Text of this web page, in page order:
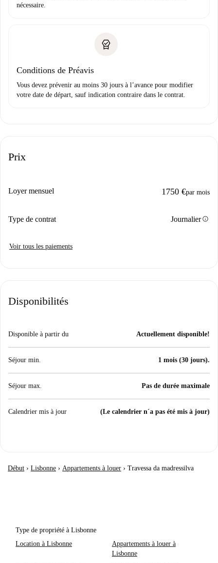
nécessaire.
Conditions de Préavis
Vous devez prévenir au moins 30 jours à l’avance pour modifier
votre date de départ, sauf indication contraire dans le contrat.
Prix
Loyer mensuel 1750 €par mois
Type de contrat Journalierinfo
Voir tous les paiements
Disponibilités
Disponible à partir du Actuellement disponible!
Séjour min. 1 mois (30 jours).
Séjour max. Pas de durée maximale
Calendrier mis à jour (Le calendrier n´a pas été mis à jour)
Début › Lisbonne › Appartements à louer › Travessa da madressilva
Type de propriété à Lisbonne
Location à Lisbonne
Appartements à louer à
Lisbonne